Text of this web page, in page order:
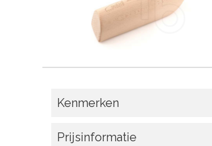
Kenmerken
Prijsinformatie